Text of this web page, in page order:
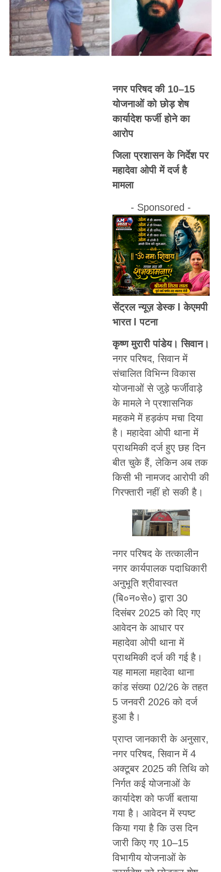
नगर परिषद की 10–15
योजनाओं को छोड़ शेष
कार्यादेश फर्जी होने का
आरोप
जिला प्रशासन के निर्देश पर
महादेवा ओपी में दर्ज है
मामला
- Sponsored -
सेंट्रल न्यूज़ डेस्क l केएमपी
भारत l पटना
कृष्ण मुरारी पांडेय। सिवान।
नगर परिषद, सिवान में
संचालित विभिन्न विकास
योजनाओं से जुड़े फर्जीवाड़े
के मामले ने प्रशासनिक
महकमे में हड़कंप मचा दिया
है। महादेवा ओपी थाना में
प्राथमिकी दर्ज हुए छह दिन
बीत चुके हैं, लेकिन अब तक
किसी भी नामजद आरोपी की
गिरफ्तारी नहीं हो सकी है।
नगर परिषद के तत्कालीन
नगर कार्यपालक पदाधिकारी
अनुभूति श्रीवास्वत
(बि०न०से०) द्वारा 30
दिसंबर 2025 को दिए गए
आवेदन के आधार पर
महादेवा ओपी थाना में
प्राथमिकी दर्ज की गई है।
यह मामला महादेवा थाना
कांड संख्या 02/26 के तहत
5 जनवरी 2026 को दर्ज
हुआ है।
प्राप्त जानकारी के अनुसार,
नगर परिषद, सिवान में 4
अक्टूबर 2025 की तिथि को
निर्गत कई योजनाओं के
कार्यादेश को फर्जी बताया
गया है। आवेदन में स्पष्ट
किया गया है कि उस दिन
जारी किए गए 10–15
विभागीय योजनाओं के